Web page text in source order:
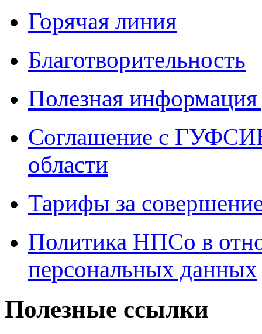
Горячая линия
Благотворительность
Полезная
Соглашение с
области
Тарифы за
Политика НПСо в
персональных данных
Полезные ссылки